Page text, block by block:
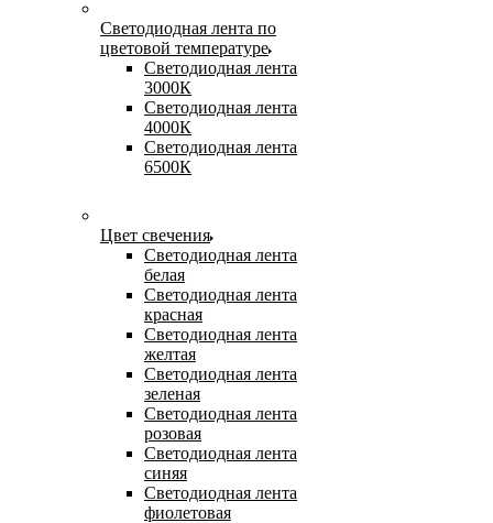
Светодиодная лента по
цветовой температуре
Светодиодная лента
3000К
Светодиодная лента
4000К
Светодиодная лента
6500К
Цвет свечения
Светодиодная лента
белая
Светодиодная лента
красная
Светодиодная лента
желтая
Светодиодная лента
зеленая
Светодиодная лента
розовая
Светодиодная лента
синяя
Светодиодная лента
фиолетовая